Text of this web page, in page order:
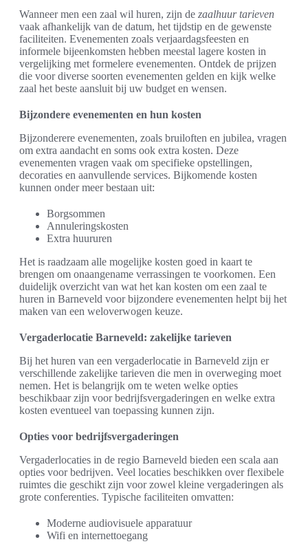
Wanneer men een zaal wil huren, zijn de zaalhuur tarieven
vaak afhankelijk van de datum, het tijdstip en de gewenste
faciliteiten. Evenementen zoals verjaardagsfeesten en
informele bijeenkomsten hebben meestal lagere kosten in
vergelijking met formelere evenementen. Ontdek de prijzen
die voor diverse soorten evenementen gelden en kijk welke
zaal het beste aansluit bij uw budget en wensen.
Bijzondere evenementen en hun kosten
Bijzonderere evenementen, zoals bruiloften en jubilea, vragen
om extra aandacht en soms ook extra kosten. Deze
evenementen vragen vaak om specifieke opstellingen,
decoraties en aanvullende services. Bijkomende kosten
kunnen onder meer bestaan uit:
Borgsommen
Annuleringskosten
Extra huururen
Het is raadzaam alle mogelijke kosten goed in kaart te
brengen om onaangename verrassingen te voorkomen. Een
duidelijk overzicht van wat het kan kosten om een zaal te
huren in Barneveld voor bijzondere evenementen helpt bij het
maken van een weloverwogen keuze.
Vergaderlocatie Barneveld: zakelijke tarieven
Bij het huren van een vergaderlocatie in Barneveld zijn er
verschillende zakelijke tarieven die men in overweging moet
nemen. Het is belangrijk om te weten welke opties
beschikbaar zijn voor bedrijfsvergaderingen en welke extra
kosten eventueel van toepassing kunnen zijn.
Opties voor bedrijfsvergaderingen
Vergaderlocaties in de regio Barneveld bieden een scala aan
opties voor bedrijven. Veel locaties beschikken over flexibele
ruimtes die geschikt zijn voor zowel kleine vergaderingen als
grote conferenties. Typische faciliteiten omvatten:
Moderne audiovisuele apparatuur
Wifi en internettoegang